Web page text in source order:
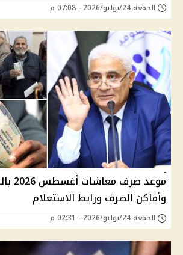
الجمعة 24/يوليو/2026 - 07:08 م
موعد
وأماكن الصرف ورابط الاستعلام
الجمعة 24/يوليو/2026 - 02:31 م